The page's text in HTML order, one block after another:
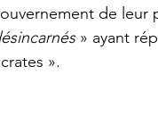
de leur
» ayant
».